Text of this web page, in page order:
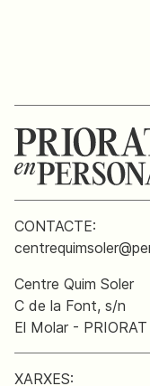
CONTACTE:
Centre Quim Soler
C de la Font, s/n
El Molar - PRIORAT
XARXES: